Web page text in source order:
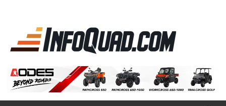
Magazine InfoQuad.com